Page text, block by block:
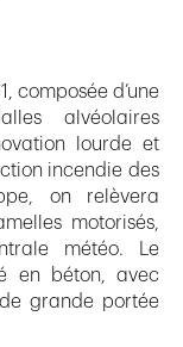
composée d’une
alvéolaires
lourde et
incendie des
on relèvera
motorisés,
météo. Le
en béton, avec
grande portée